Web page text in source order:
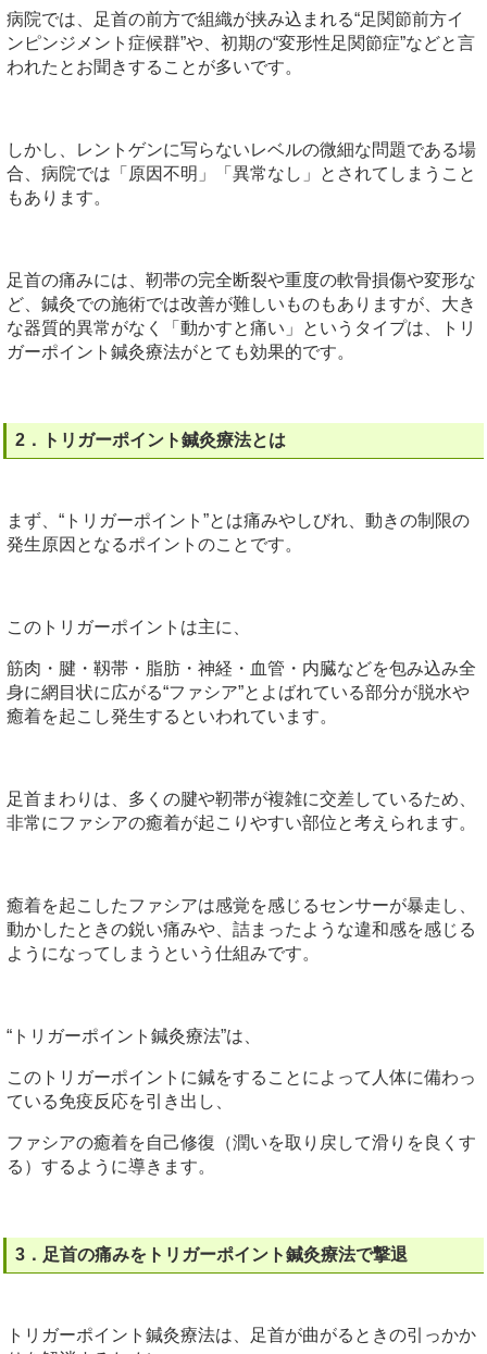
病院では、足首の前方で組織が挟み込まれる“足関節前方イ
ンピンジメント症候群”や、初期の“変形性足関節症”などと言
われたとお聞きすることが多いです。
しかし、レントゲンに写らないレベルの微細な問題である場
合、病院では「原因不明」「異常なし」とされてしまうこと
もあります。
足首の痛みには、靭帯の完全断裂や重度の軟骨損傷や変形な
ど、鍼灸での施術では改善が難しいものもありますが、大き
な器質的異常がなく「動かすと痛い」というタイプは、トリ
ガーポイント鍼灸療法がとても効果的です。
2．トリガーポイント鍼灸療法とは
まず、“トリガーポイント”とは痛みやしびれ、動きの制限の
発生原因となるポイントのことです。
このトリガーポイントは主に、
筋肉・腱・靱帯・脂肪・神経・血管・内臓などを包み込み全
身に網目状に広がる“ファシア”とよばれている部分が脱水や
癒着を起こし発生するといわれています。
足首まわりは、多くの腱や靭帯が複雑に交差しているため、
非常にファシアの癒着が起こりやすい部位と考えられます。
癒着を起こしたファシアは感覚を感じるセンサーが暴走し、
動かしたときの鋭い痛みや、詰まったような違和感を感じる
ようになってしまうという仕組みです。
“トリガーポイント鍼灸療法”は、
このトリガーポイントに鍼をすることによって人体に備わっ
ている免疫反応を引き出し、
ファシアの癒着を自己修復（潤いを取り戻して滑りを良くす
る）するように導きます。
3．足首の痛みをトリガーポイント鍼灸療法で撃退
トリガーポイント鍼灸療法は、足首が曲がるときの引っかか